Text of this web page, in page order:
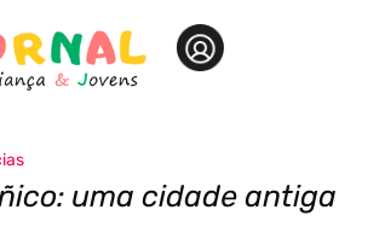
uma cidade antiga